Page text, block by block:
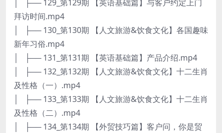
│ ├── 129_第129期 【英语基础篇】与客户约定上门
拜访时间.mp4
│ ├── 130_第130期 【人文旅游&饮食文化】各国趣味
新年习俗.mp4
│ ├── 131_第131期 【英语基础篇】产品介绍.mp4
│ ├── 132_第132期 【人文旅游&饮食文化】十二生肖
及性格（一）.mp4
│ ├── 133_第133期 【人文旅游&饮食文化】十二生肖
及性格（二）.mp4
│ ├── 134_第134期 【外贸技巧篇】客户问，你是贸